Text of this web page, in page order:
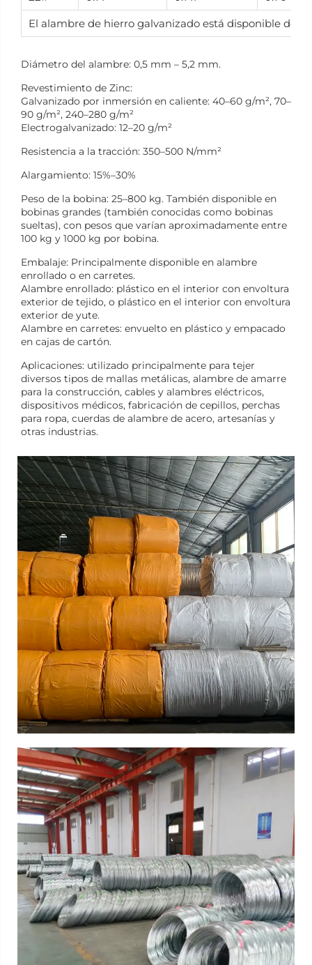
El alambre de hierro galvanizado está disponible
Diámetro del alambre: 0,5 mm – 5,2 mm.
Revestimiento de Zinc:
Galvanizado por inmersión en caliente: 40–60 g/m², 70–
90 g/m², 240–280 g/m²
Electrogalvanizado: 12–20 g/m²
Resistencia a la tracción: 350–500 N/mm²
Alargamiento: 15%–30%
Peso de la bobina: 25–800 kg. También disponible en
bobinas grandes (también conocidas como bobinas
sueltas), con pesos que varían aproximadamente entre
100 kg y 1000 kg por bobina.
Embalaje: Principalmente disponible en alambre
enrollado o en carretes.
Alambre enrollado: plástico en el interior con envoltura
exterior de tejido, o plástico en el interior con envoltura
exterior de yute.
Alambre en carretes: envuelto en plástico y empacado
en cajas de cartón.
Aplicaciones: utilizado principalmente para tejer
diversos tipos de mallas metálicas, alambre de amarre
para la construcción, cables y alambres eléctricos,
dispositivos médicos, fabricación de cepillos, perchas
para ropa, cuerdas de alambre de acero, artesanías y
otras industrias.